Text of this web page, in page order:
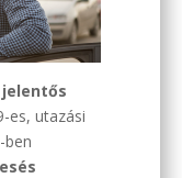
es, utazási
ben